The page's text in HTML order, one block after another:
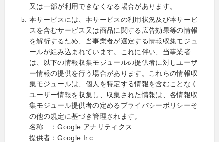
又は一部が利用できなくなる場合があります。
本サービスには、本サービスの利用状況及び本サービ
スを含むサービス又は商品に関する広告効果等の情報
を解析するため、当事業者が選定する情報収集モジュ
ールが組み込まれています。これに伴い、当事業者
は、以下の情報収集モジュールの提供者に対しユーザ
ー情報の提供を行う場合があります。これらの情報収
集モジュールは、個人を特定する情報を含むことなく
ユーザー情報を収集し、収集された情報は、各情報収
集モジュール提供者の定めるプライバシーポリシーそ
の他の規定に基づき管理されます。
名称 ：Google アナリティクス
提供者：Google Inc.